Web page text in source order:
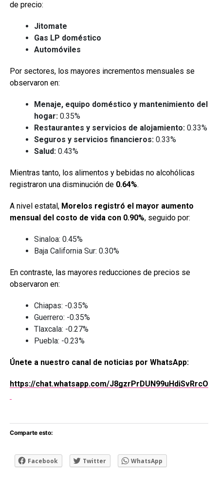
de precio:
Jitomate
Gas LP doméstico
Automóviles
Por sectores, los mayores incrementos mensuales se
observaron en:
Menaje, equipo doméstico y mantenimiento del
hogar: 0.35%
Restaurantes y servicios de alojamiento: 0.33%
Seguros y servicios financieros: 0.33%
Salud: 0.43%
Mientras tanto, los alimentos y bebidas no alcohólicas
registraron una disminución de 0.64%.
A nivel estatal, Morelos registró el mayor aumento
mensual del costo de vida con 0.90%, seguido por:
Sinaloa: 0.45%
Baja California Sur: 0.30%
En contraste, las mayores reducciones de precios se
observaron en:
Chiapas: -0.35%
Guerrero: -0.35%
Tlaxcala: -0.27%
Puebla: -0.23%
Únete a nuestro canal de noticias por WhatsApp:
https://chat.whatsapp.com/J8gzrPrDUN99uHdiSvRrcO
Comparte esto:
Facebook Twitter WhatsApp